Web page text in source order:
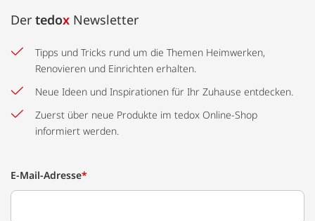
Der tedox Newsletter
Tipps und Tricks rund um die Themen Heimwerken,
Renovieren und Einrichten erhalten.
Neue Ideen und Inspirationen für Ihr Zuhause entdecken.
Zuerst über neue Produkte im tedox Online-Shop
informiert werden.
E-Mail-Adresse*